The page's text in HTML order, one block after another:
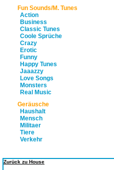
Fun Sounds/M. Tunes
Action
Business
Classic Tunes
Coole Sprüche
Crazy
Erotic
Funny
Happy Tunes
Jaaazzy
Love Songs
Monsters
Real Music
Geräusche
Haushalt
Mensch
Militaer
Tiere
Verkehr
Zurück zu House